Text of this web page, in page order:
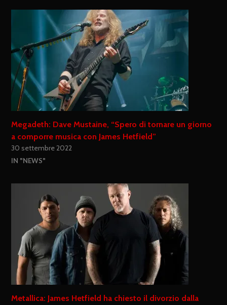
Megadeth: Dave Mustaine, “Spero di tornare un giorno
a comporre musica con James Hetfield”
30 settembre 2022
IN "NEWS"
Metallica: James Hetfield ha chiesto il divorzio dalla